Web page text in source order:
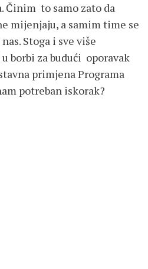
Činim to samo zato da
mijenjaju, a samim time se
Stoga i sve više
borbi za budući oporavak
primjena Programa
potreban iskorak?